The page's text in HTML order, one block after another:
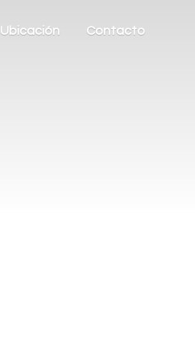
Ubicación Contacto